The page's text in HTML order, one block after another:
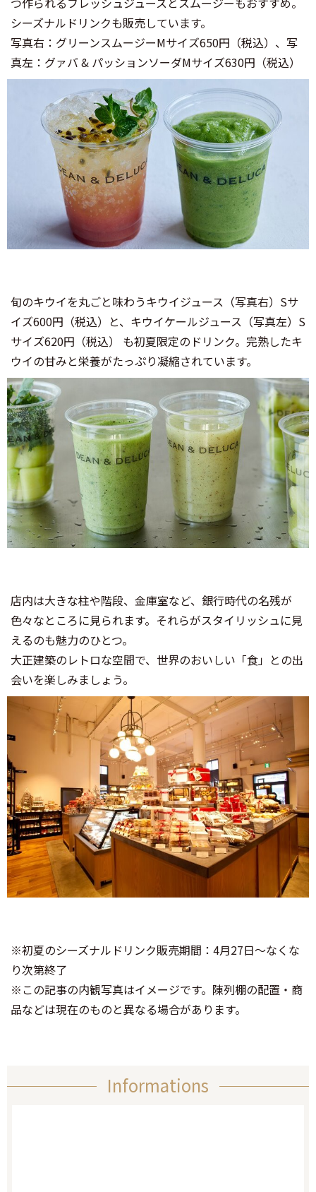
シーズナルドリンクも販売しています。
写真右：グリーンスムージーMサイズ650円（税込）、写
真左：グァバ & パッションソーダMサイズ630円（税込）
旬のキウイを丸ごと味わうキウイジュース（写真右）Sサ
イズ600円（税込）と、キウイケールジュース（写真左）S
サイズ620円（税込） も初夏限定のドリンク。完熟したキ
ウイの甘みと栄養がたっぷり凝縮されています。
店内は大きな柱や階段、金庫室など、銀行時代の名残が
色々なところに見られます。それらがスタイリッシュに見
えるのも魅力のひとつ。
大正建築のレトロな空間で、世界のおいしい「食」との出
会いを楽しみましょう。
※初夏のシーズナルドリンク販売期間：4月27日～なくな
り次第終了
※この記事の内観写真はイメージです。陳列棚の配置・商
品などは現在のものと異なる場合があります。
Informations